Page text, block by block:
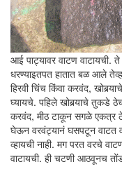
आई पाट्यावर वाटण वाटायची.
धरण्याइतपत हातात बळ आले
हिरवी चिंच किंवा करवंद,
घ्यायचे. पहिले खोबर्‍याचे तुकडे
करवंद, मीठ टाकून सगळे एकत्र
घेऊन वरवंट्यानं घसपटून वाटत
व्हायची नाही. मग परत वरचे
वाटायची. ही चटणी आठवूनच